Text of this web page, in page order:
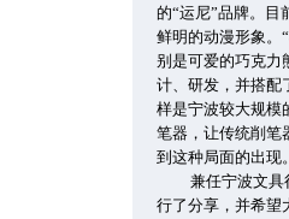
的“运尼”品牌。
鲜明的动漫形象。
别是可爱的巧克力
计、研发，并搭配
样是宁波较大规模
笔器，让传统削笔
到这种局面的出现。
兼任宁波文具
行了分享，并希望